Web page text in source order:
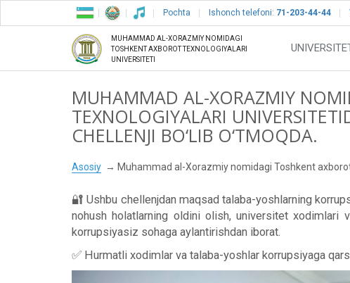
Pochta Ishonch telefoni: 71-203-44-44
MUHAMMAD AL-XORAZMIY NOMIDAGI
TOSHKENT AXBOROT TEXNOLOGIYALARI
UNIVERSITETI
MUHAMMAD AL-XORAZMIY
TEXNOLOGIYALARI
CHELLENJI BO‘LIB O‘TMOQDA.
Asosiy Muhammad al-Xorazmiy nomidagi Toshkent
🔐 Ushbu chellenjdan maqsad talaba-yoshlarning
nohush holatlarning oldini olish, universitet xodimlari
korrupsiyasiz sohaga aylantirishdan iborat.
✅ Hurmatli xodimlar va talaba-yoshlar korrupsiyaga